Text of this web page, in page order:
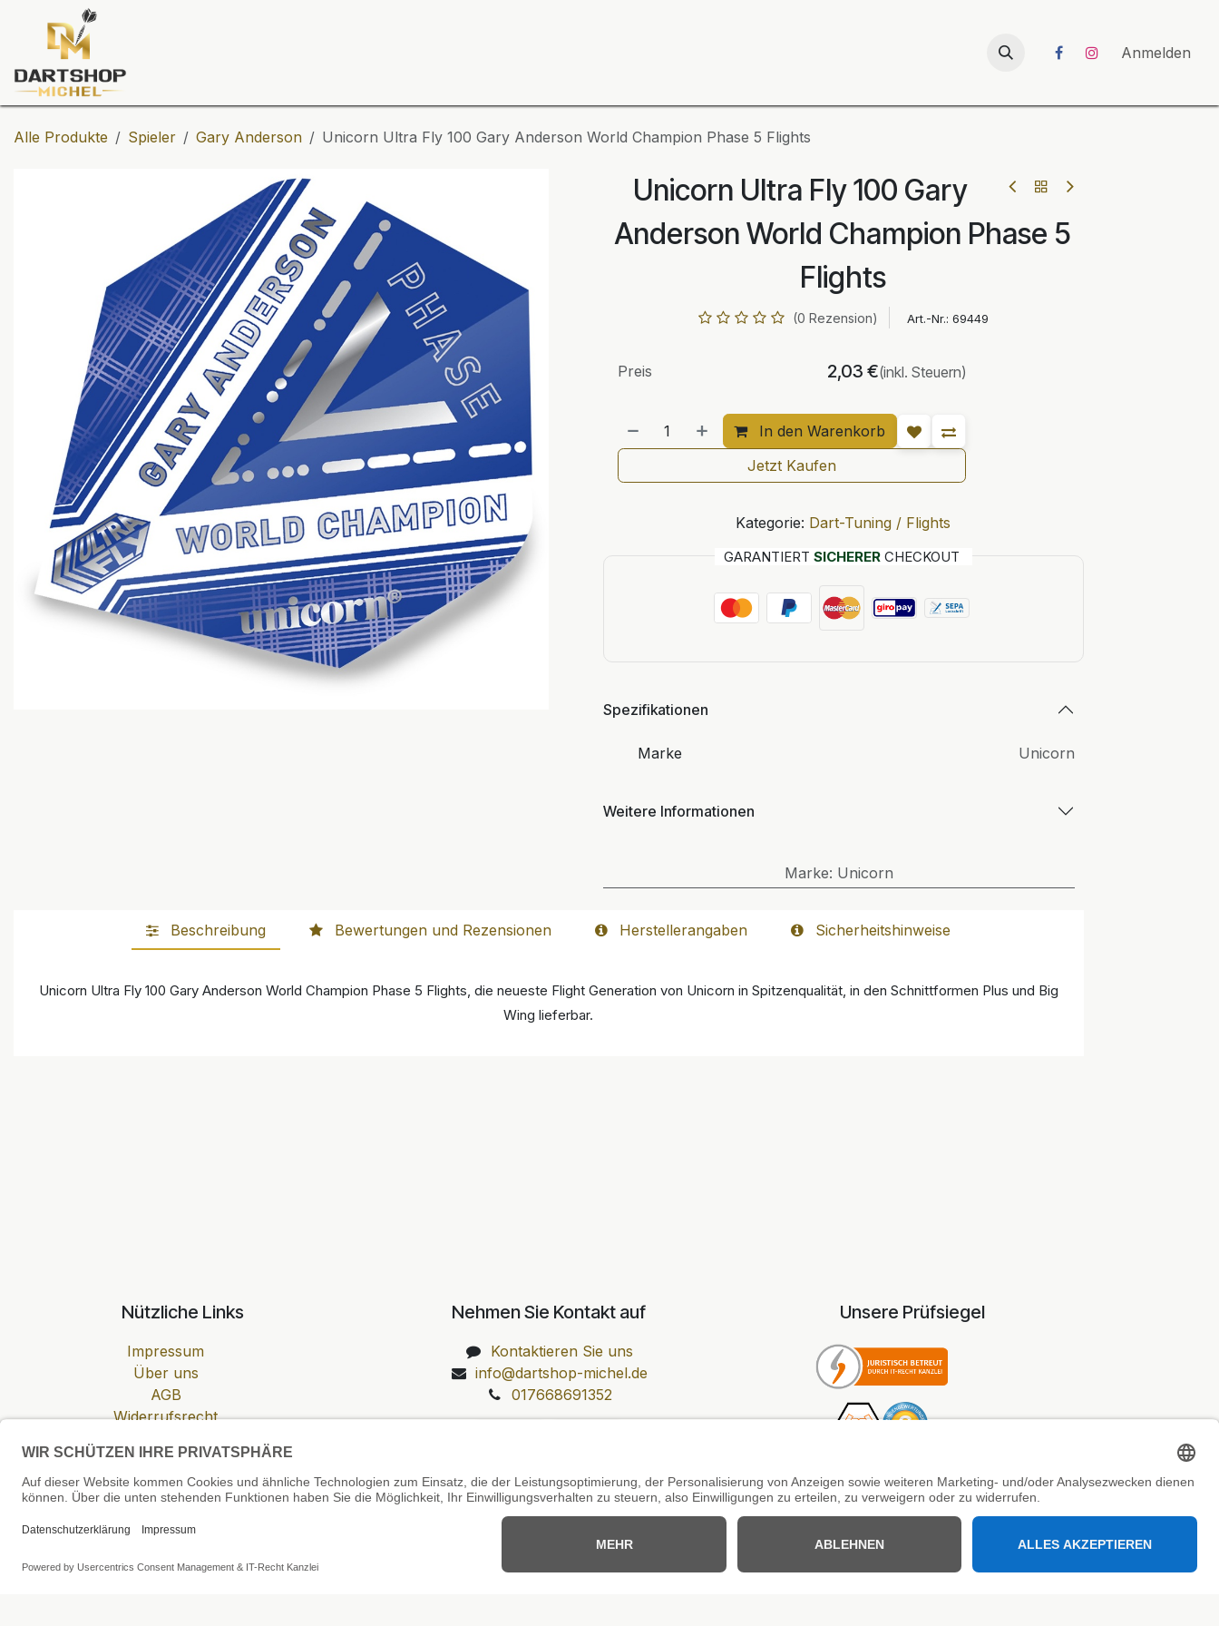
Zum Inhalt springen
UNICORN-Launch 2026 Anmelden
Alle Produkte Spieler Gary Anderson Unicorn Ultra Fly 100 Gary Anderson World Champion Phase 5 Flights
Unicorn Ultra Fly 100 Gary
Anderson World Champion Phase 5
Flights
(0 Rezension) Art.-Nr.: 69449
In den Warenkorb
Preis 2,03 €(inkl. Steuern)
Jetzt Kaufen
Kategorie: Dart-Tuning / Flights
GARANTIERT SICHERERCHECKOUT
Spezifikationen
Marke Unicorn
Weitere Informationen
Marke: Unicorn
Beschreibung Bewertungen und Rezensionen Herstellerangaben Sicherheitshinweise
Unicorn Ultra Fly 100 Gary Anderson World Champion Phase 5 Flights, die neueste Flight Generation von Unicorn in Spitzenqualität, in den Schnittformen Plus und Big
Wing lieferbar.
Nützliche Links
Impressum
Über uns
AGB
Widerrufsrecht
Zahlung & Versand
Cookie-Einstellungen
Nehmen Sie Kontakt auf
Kontaktieren Sie uns
info@dartshop-michel.de
017668691352
Unsere Prüfsiegel